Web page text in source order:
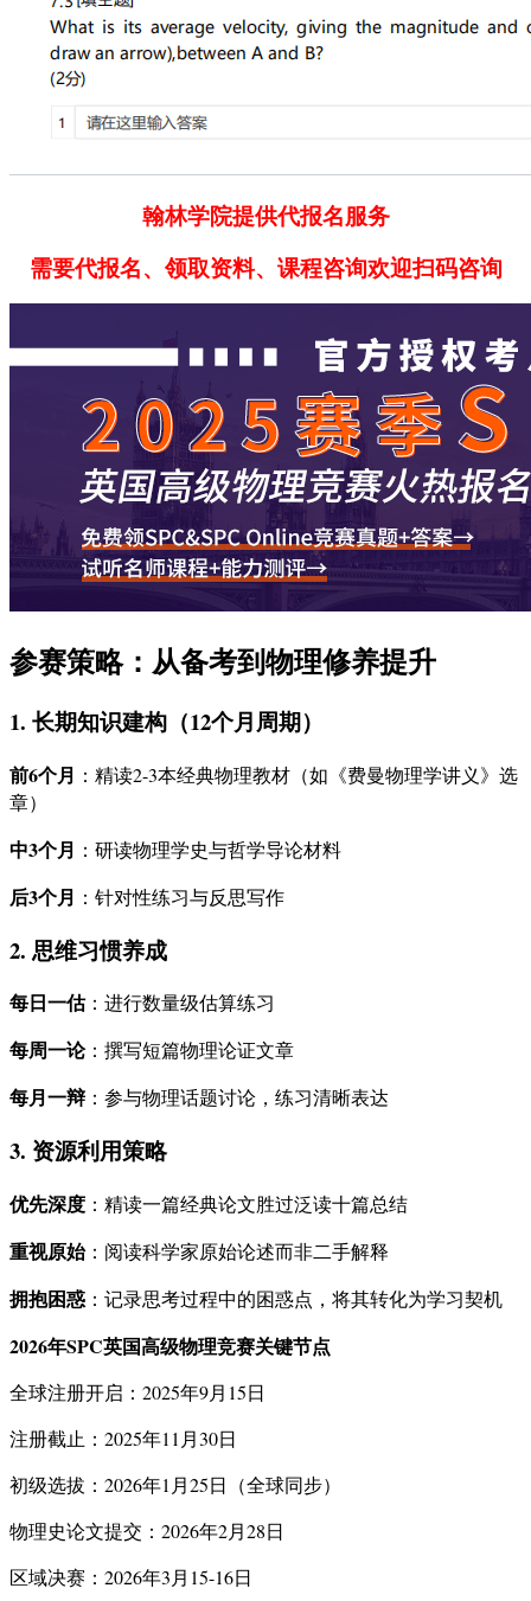
翰林学院提供代报名服务
需要代报名、领取资料、课程咨询欢迎扫码咨询
参赛策略：从备考到物理修养提升
1. 长期知识建构（12个月周期）
前6个月 ：精读2-3本经典物理教材（如《费曼物理学讲义》选
章）
中3个月 ：研读物理学史与哲学导论材料
后3个月 ：针对性练习与反思写作
2. 思维习惯养成
每日一估：进行数量级估算练习
每周一论：撰写短篇物理论证文章
每月一辩 ：参与物理话题讨论，练习清晰表达
3. 资源利用策略
优先深度 ：精读一篇经典论文胜过泛读十篇总结
重视原始：阅读科学家原始论述而非二手解释
拥抱困惑 ：记录思考过程中的困惑点，将其转化为学习契机
2026年SPC英国高级物理竞赛关键节点
全球注册开启：2025年9月15日
注册截止：2025年11月30日
初级选拔：2026年1月25日（全球同步）
物理史论文提交：2026年2月28日
区域决赛：2026年3月15-16日